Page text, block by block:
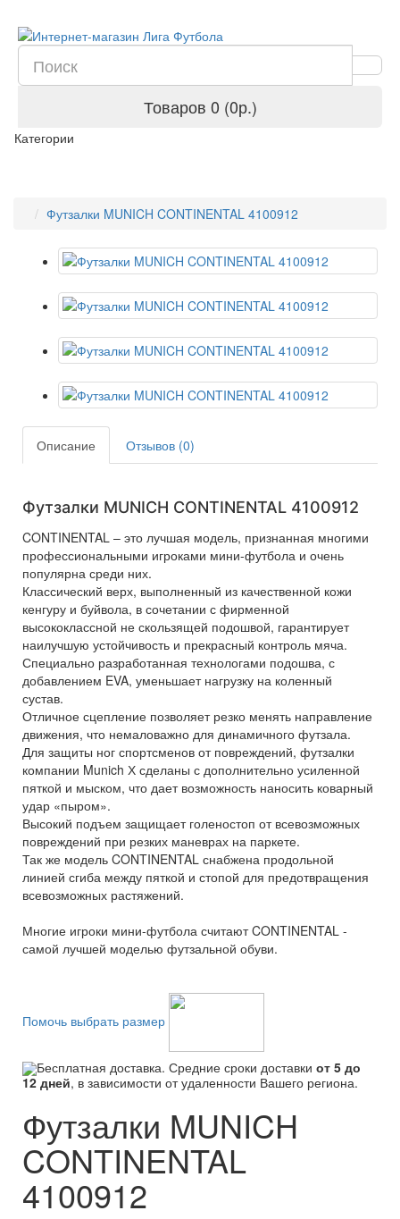
Товаров 0 (0р.)
Категории
Футзалки MUNICH CONTINENTAL 4100912
Описание Отзывов (0)
Футзалки MUNICH CONTINENTAL 4100912
CONTINENTAL – это лучшая модель, признанная многими
профессиональными игроками мини-футбола и очень
популярна среди них.
Классический верх, выполненный из качественной кожи
кенгуру и буйвола, в сочетании с фирменной
высококлассной не скользящей подошвой, гарантирует
наилучшую устойчивость и прекрасный контроль мяча.
Специально разработанная технологами подошва, с
добавлением EVA, уменьшает нагрузку на коленный
сустав.
Отличное сцепление позволяет резко менять направление
движения, что немаловажно для динамичного футзала.
Для защиты ног спортсменов от повреждений, футзалки
компании Munich Х сделаны с дополнительно усиленной
пяткой и мыском, что дает возможность наносить коварный
удар «пыром».
Высокий подъем защищает голеностоп от всевозможных
повреждений при резких маневрах на паркете.
Так же модель CONTINENTAL снабжена продольной
линией сгиба между пяткой и стопой для предотвращения
всевозможных растяжений.
Многие игроки мини-футбола считают CONTINENTAL -
самой лучшей моделью футзальной обуви.
Помочь выбрать размер
Бесплатная доставка. Средние сроки доставки от 5 до
12 дней, в зависимости от удаленности Вашего региона.
Футзалки MUNICH
CONTINENTAL
4100912